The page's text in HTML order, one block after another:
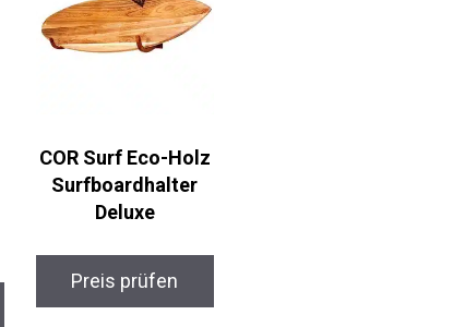
COR Surf Eco-Holz
Surfboardhalter
Deluxe
Preis prüfen